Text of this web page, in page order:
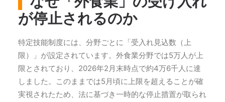
が停止されるのか
特定技能制度には、分野ごとに「受入れ見込数（上
限）」が設定されています。外食業分野では5万人が上
限とされており、2026年2月末時点で約4万6千人に達
しました。このままでは5月頃に上限を超えることが確
実視されたため、法に基づき一時的な停止措置が取られ